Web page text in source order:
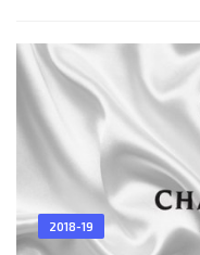
(Финляндия), Рику
Оскари Хямяляйнен
2018-19